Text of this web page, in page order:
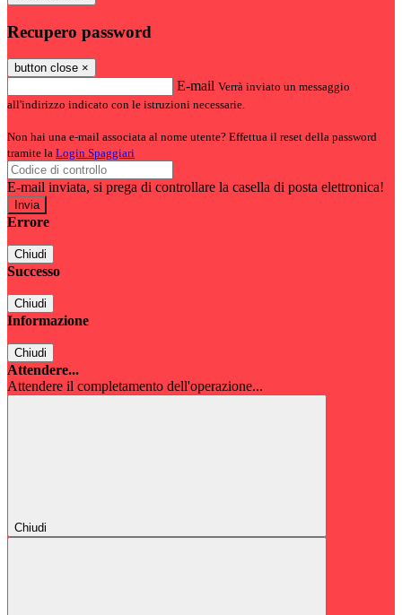
Recupero password
button close ×
E-mail Verrà inviato un messaggio
all'indirizzo indicato con le istruzioni necessarie.
Non hai una e-mail associata al nome utente? Effettua il reset della password
tramite la Login Spaggiari
E-mail inviata, si prega di controllare la casella di posta elettronica!
Errore
Chiudi
Successo
Chiudi
Informazione
Chiudi
Attendere...
Attendere il completamento dell'operazione...
Chiudi